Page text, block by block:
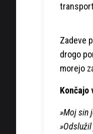
Zadeve
drogo
morejo
Končajo
»Moj sin